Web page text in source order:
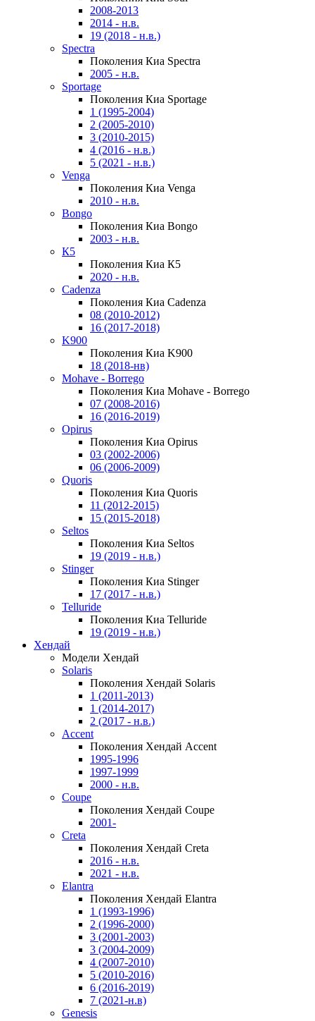
2008-2013
2014 - н.в.
19 (2018 - н.в.)
Spectra
Поколения Киа Spectra
2005 - н.в.
Sportage
Поколения Киа Sportage
1 (1995-2004)
2 (2005-2010)
3 (2010-2015)
4 (2016 - н.в.)
5 (2021 - н.в.)
Venga
Поколения Киа Venga
2010 - н.в.
Bongo
Поколения Киа Bongo
2003 - н.в.
К5
Поколения Киа К5
2020 - н.в.
Cadenza
Поколения Киа Cadenza
08 (2010-2012)
16 (2017-2018)
K900
Поколения Киа K900
18 (2018-нв)
Mohave - Borrego
Поколения Киа Mohave - Borrego
07 (2008-2016)
16 (2016-2019)
Opirus
Поколения Киа Opirus
03 (2002-2006)
06 (2006-2009)
Quoris
Поколения Киа Quoris
11 (2012-2015)
15 (2015-2018)
Seltos
Поколения Киа Seltos
19 (2019 - н.в.)
Stinger
Поколения Киа Stinger
17 (2017 - н.в.)
Telluride
Поколения Киа Telluride
19 (2019 - н.в.)
Хендай
Модели Хендай
Solaris
Поколения Хендай Solaris
1 (2011-2013)
1 (2014-2017)
2 (2017 - н.в.)
Accent
Поколения Хендай Accent
1995-1996
1997-1999
2000 - н.в.
Coupe
Поколения Хендай Coupe
2001-
Creta
Поколения Хендай Creta
2016 - н.в.
2021 - н.в.
Elantra
Поколения Хендай Elantra
1 (1993-1996)
2 (1996-2000)
3 (2001-2003)
3 (2004-2009)
4 (2007-2010)
5 (2010-2016)
6 (2016-2019)
7 (2021-н.в)
Genesis